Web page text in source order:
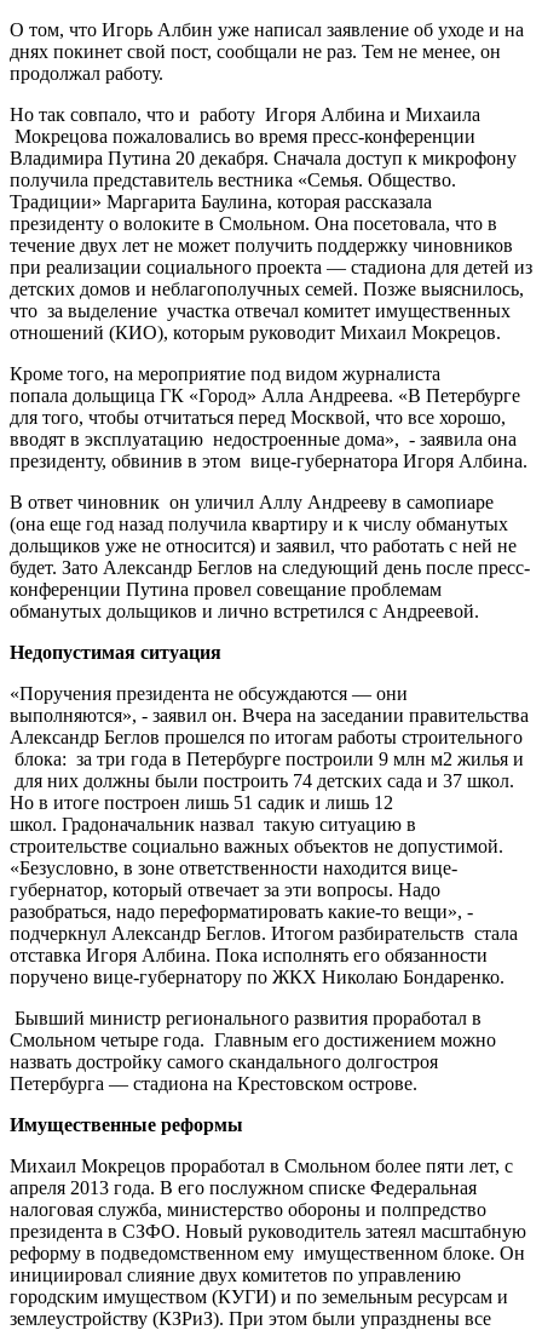
О том, что Игорь Албин уже написал заявление об уходе и на
днях покинет свой пост, сообщали не раз. Тем не менее, он
продолжал работу.
Но так совпало, что и работу Игоря Албина и Михаила
Мокрецова пожаловались во время пресс-конференции
Владимира Путина 20 декабря. Сначала доступ к микрофону
получила представитель вестника «Семья. Общество.
Традиции» Маргарита Баулина, которая рассказала
президенту о волоките в Смольном. Она посетовала, что в
течение двух лет не может получить поддержку чиновников
при реализации социального проекта — стадиона для детей из
детских домов и неблагополучных семей. Позже выяснилось,
что за выделение участка отвечал комитет имущественных
отношений (КИО), которым руководит Михаил Мокрецов.
Кроме того, на мероприятие под видом журналиста
попала дольщица ГК «Город» Алла Андреева. «В Петербурге
для того, чтобы отчитаться перед Москвой, что все хорошо,
вводят в эксплуатацию недостроенные дома», - заявила она
президенту, обвинив в этом вице-губернатора Игоря Албина.
В ответ чиновник он уличил Аллу Андрееву в самопиаре
(она еще год назад получила квартиру и к числу обманутых
дольщиков уже не относится) и заявил, что работать с ней не
будет. Зато Александр Беглов на следующий день после пресс-
конференции Путина провел совещание проблемам
обманутых дольщиков и лично встретился с Андреевой.
Недопустимая ситуация
«Поручения президента не обсуждаются — они
выполняются», - заявил он. Вчера на заседании правительства
Александр Беглов прошелся по итогам работы строительного
блока: за три года в Петербурге построили 9 млн м2 жилья и
для них должны были построить 74 детских сада и 37 школ.
Но в итоге построен лишь 51 садик и лишь 12
школ. Градоначальник назвал такую ситуацию в
строительстве социально важных объектов не допустимой.
«Безусловно, в зоне ответственности находится вице-
губернатор, который отвечает за эти вопросы. Надо
разобраться, надо переформатировать какие-то вещи», -
подчеркнул Александр Беглов. Итогом разбирательств стала
отставка Игоря Албина. Пока исполнять его обязанности
поручено вице-губернатору по ЖКХ Николаю Бондаренко.
Бывший министр регионального развития проработал в
Смольном четыре года. Главным его достижением можно
назвать достройку самого скандального долгостроя
Петербурга — стадиона на Крестовском острове.
Имущественные реформы
Михаил Мокрецов проработал в Смольном более пяти лет, с
апреля 2013 года. В его послужном списке Федеральная
налоговая служба, министерство обороны и полпредство
президента в СЗФО. Новый руководитель затеял масштабную
реформу в подведомственном ему имущественном блоке. Он
инициировал слияние двух комитетов по управлению
городским имуществом (КУГИ) и по земельным ресурсам и
землеустройству (КЗРиЗ). При этом были упразднены все